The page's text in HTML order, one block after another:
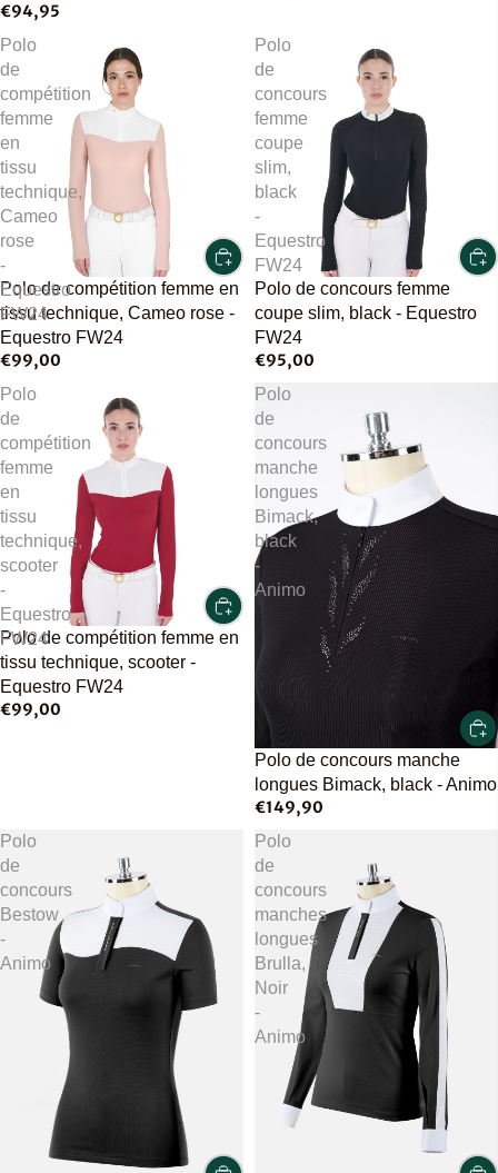
€94,95
Polo
de
compétition
femme
en
tissu
technique,
Cameo
rose
-
Equestro
FW24
Polo de compétition femme en
tissu technique, Cameo rose -
Equestro FW24
€99,00
Polo
de
concours
femme
coupe
slim,
black
-
Equestro
FW24
Polo de concours femme
coupe slim, black - Equestro
FW24
€95,00
Polo
de
compétition
femme
en
tissu
technique,
scooter
-
Equestro
FW24
Polo de compétition femme en
tissu technique, scooter -
Equestro FW24
€99,00
Polo
de
concours
manche
longues
Bimack,
black
-
Animo
Polo de concours manche
longues Bimack, black - Animo
€149,90
Polo
de
concours
Bestow
-
Animo
Polo
de
concours
manches
longues
Brulla,
Noir
-
Animo